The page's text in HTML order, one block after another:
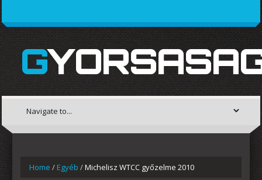
Home /Egyéb /Michelisz WTCC győzelme 2010